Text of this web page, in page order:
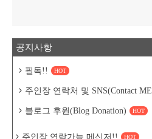
공지사항
필독!! HOT
주인장 연락처 및 SNS(Contact
블로그 후원(Blog Donation) HOT
주인장 연락가능 메신저!! HOT